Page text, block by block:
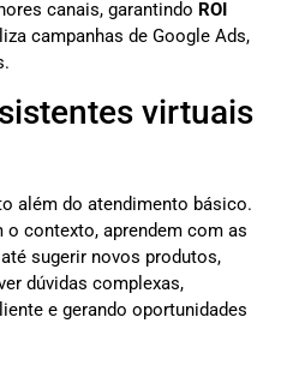
canais, garantindo ROI
campanhas de Google Ads,
virtuais
além do atendimento básico.
o contexto, aprendem com as
sugerir novos produtos,
dúvidas complexas,
e gerando oportunidades